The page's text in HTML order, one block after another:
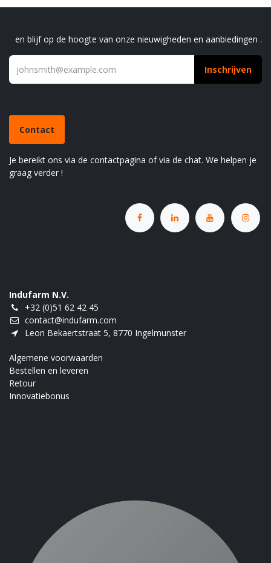
en blijf op de hoogte van onze nieuwigheden en aanbiedingen .
Inschrijven
Contact
Je bereikt ons via de contactpagina of via de chat. We helpen je
graag verder !
Indufarm N.V.
+32 (0)51 62 42 45
contact@indufarm.com
Leon Bekaertstraat 5, 8770 Ingelmunster
Algemene voorwaarden
Bestellen en leveren
Retour
Innovatiebonus